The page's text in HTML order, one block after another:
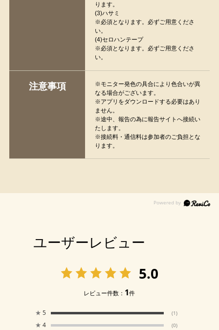
ります。
(3)ハサミ
※必須となります。必ずご用意くださ
い。
(4)セロハンテープ
※必須となります。必ずご用意くださ
い。
注意事項
※モニター発色の具合により色合いが異
なる場合がございます。
※アプリをダウンロードする必要はあり
ません。
※途中、報告の為に報告サイトへ接続い
たします。
※接続料・通信料は参加者のご負担とな
ります。
ユーザーレビュー
5.0
レビュー件数： 1件
★ 5 (1)
★ 4 (0)